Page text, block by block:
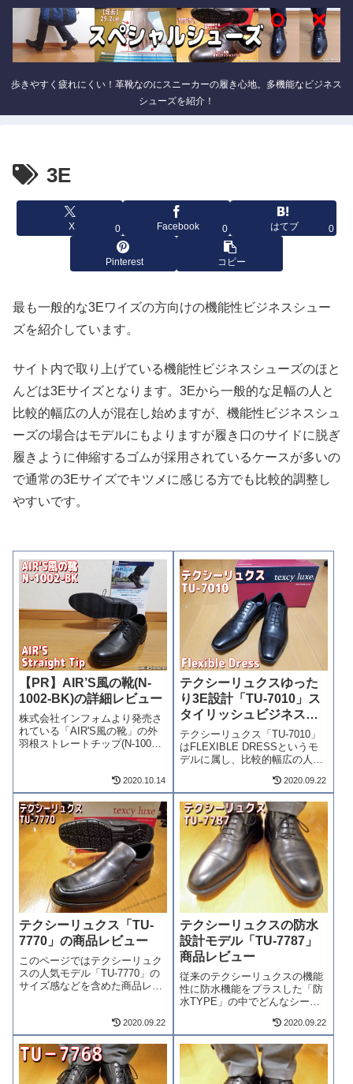
歩きやすく疲れにくい！革靴なのにスニーカーの履き心地。多機能なビジネス
シューズを紹介！
3E
X 0 Facebook 0 はてブ 0
Pinterest コピー
最も一般的な3Eワイズの方向けの機能性ビジネスシュー
ズを紹介しています。
サイト内で取り上げている機能性ビジネスシューズのほと
んどは3Eサイズとなります。3Eから一般的な足幅の人と
比較的幅広の人が混在し始めますが、機能性ビジネスシュ
ーズの場合はモデルにもよりますが履き口のサイドに脱ぎ
履きように伸縮するゴムが採用されているケースが多いの
で通常の3Eサイズでキツメに感じる方でも比較的調整し
やすいです。
【PR】AIR’S風の靴(N-
1002-BK)の詳細レビュー
株式会社インフォムより発売さ
れている「AIR'S風の靴」の外
羽根ストレートチップ(N-1002-
systemにより歩くごとに靴内部
を換気し蒸れを防止する通気性
抜群の機能性ビジネスシューズ
になります。
2020.10.14
テクシーリュクスゆった
り3E設計「TU-7010」ス
タイリッシュビジネスシ
ューズの商品レビュー
テクシーリュクス「TU-7010」
はFLEXIBLE DRESSというモ
デルに属し、比較的幅広の人に
設計となります。テクシーリュ
クスではTU-7774などのベーシ
ックタイプが「3E」。対して
TU-7758などス...
2020.09.22
テクシーリュクス「TU-
7770」の商品レビュー
このページではテクシーリュク
スの人気モデル「TU-7770」の
サイズ感などを含めた商品レビ
サイズを探すのが難しいと思い
ますので、検討中の方は是非ご
参考ください。初回投稿時2017
年3月...
2020.09.22
テクシーリュクスの防水
設計モデル「TU-7787」
商品レビュー
従来のテクシーリュクスの機能
性に防水機能をプラスした「防
水TYPE」の中でどんなシーン
レートチップデザインの「TU-
7787」を徹底レビューします。
従来の「ベーシックタイプ」や
「スニーカータイプ」との機能
性の違い...
2020.09.22